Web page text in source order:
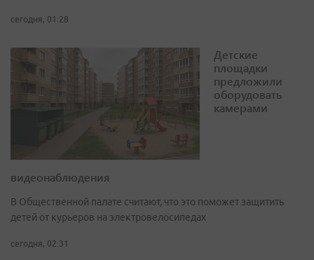
сегодня, 01:28
Детские
площадки
предложили
оборудовать
камерами
видеонаблюдения
В Общественной палате считают, что это поможет защитить
детей от курьеров на электровелосипедах
сегодня, 02:31